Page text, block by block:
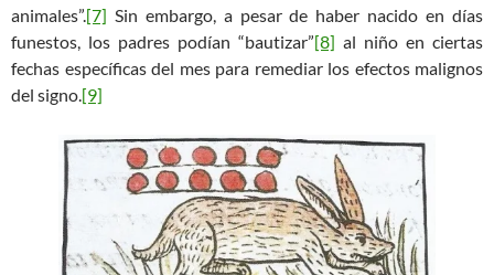
animales”.[7] Sin embargo, a pesar de haber nacido en días
funestos, los padres podían “bautizar”[8] al niño en ciertas
fechas específicas del mes para remediar los efectos malignos
del signo. [9]